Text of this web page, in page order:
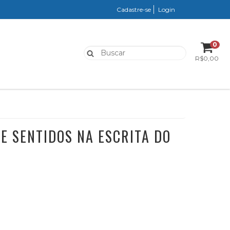
Cadastre-se Login
0
R$0,00
SENTIDOS NA ESCRITA DO